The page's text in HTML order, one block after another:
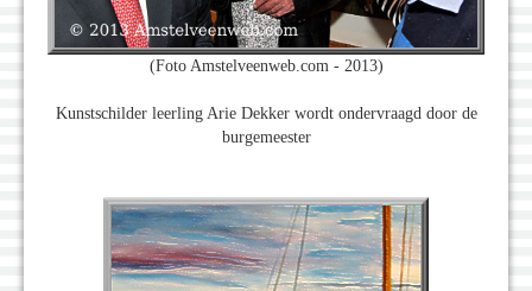
(Foto Amstelveenweb.com - 2013)
Kunstschilder leerling Arie Dekker wordt ondervraagd door de
burgemeester